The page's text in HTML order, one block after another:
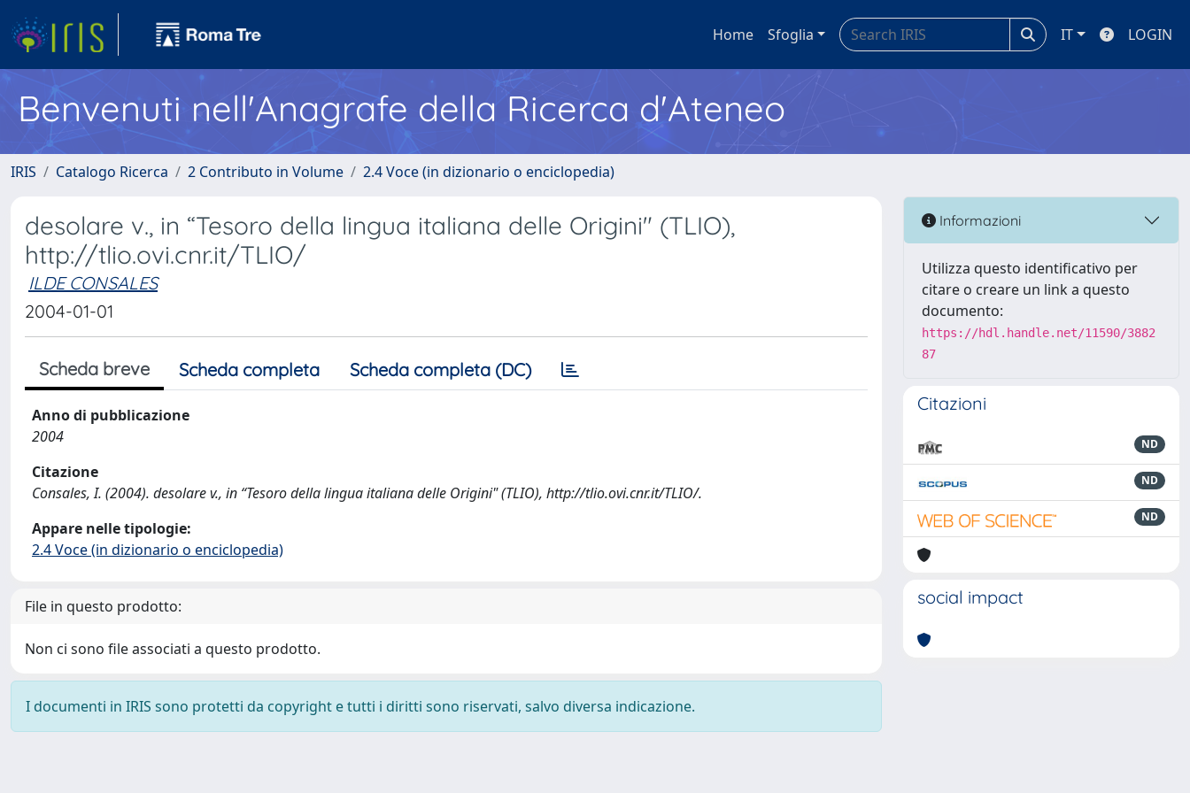
Home Sfoglia IT LOGIN
Benvenuti nell'Anagrafe della Ricerca d'Ateneo
IRIS Catalogo Ricerca 2 Contributo in Volume 2.4 Voce (in dizionario o enciclopedia)
desolare v., in “Tesoro della lingua italiana delle Origini" (TLIO),
http://tlio.ovi.cnr.it/TLIO/
ILDE CONSALES
2004-01-01
Scheda breve Scheda completa Scheda completa (DC)
Anno di pubblicazione
2004
Citazione
Consales, I. (2004). desolare v., in “Tesoro della lingua italiana delle Origini" (TLIO), http://tlio.ovi.cnr.it/TLIO/.
Appare nelle tipologie:
2.4 Voce (in dizionario o enciclopedia)
File in questo prodotto:
Non ci sono file associati a questo prodotto.
I documenti in IRIS sono protetti da copyright e tutti i diritti sono riservati, salvo diversa indicazione.
Informazioni
Utilizza questo identificativo per
citare o creare un link a questo
documento:
https://hdl.handle.net/11590/3882
87
Citazioni
ND
ND
ND
social impact